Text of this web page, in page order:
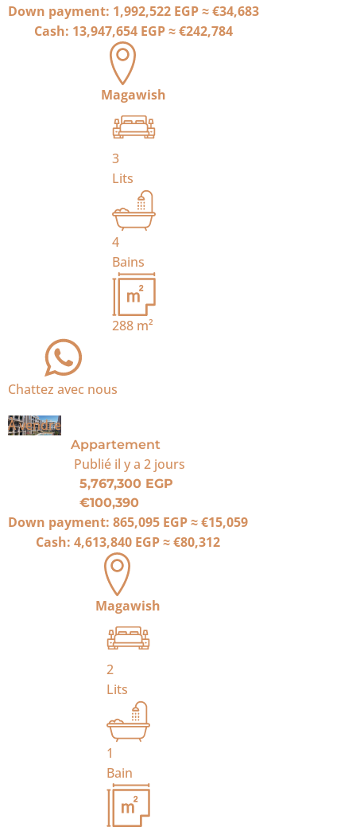
Down payment: 1,992,522 EGP≈€34,683
Cash: 13,947,654 EGP≈€242,784
Magawish
3
Lits
4
Bains
288m²
Chattez avec nous
À vendre
Appartement
Publié il y a 2 jours
5,767,300 EGP
€100,390
Down payment: 865,095 EGP≈€15,059
Cash: 4,613,840 EGP≈€80,312
Magawish
2
Lits
1
Bain